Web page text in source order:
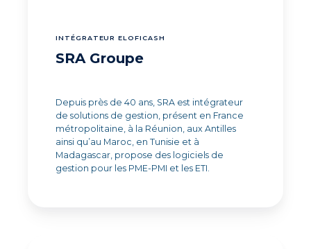
INTÉGRATEUR ELOFICASH
SRA Groupe
Depuis près de 40 ans, SRA est intégrateur
de solutions de gestion, présent en France
métropolitaine, à la Réunion, aux Antilles
ainsi qu’au Maroc, en Tunisie et à
Madagascar, propose des logiciels de
gestion pour les PME-PMI et les ETI.